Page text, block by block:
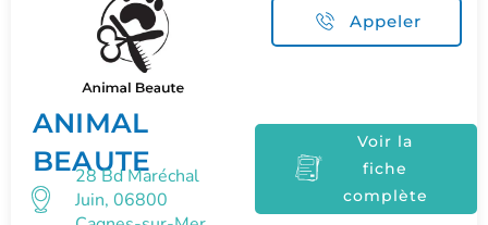
ANIMAL
BEAUTE
28 Bd Maréchal
Juin, 06800
Appeler
Voir la
fiche
complète